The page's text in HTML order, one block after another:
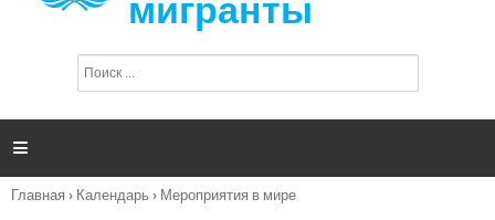
п
и

Вы
Главная › Календарь › Мероприятия в мире